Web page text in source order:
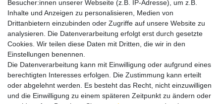
Datenschutz
Impressum
Wir verschicken klimaneutral mit DPD
Besucher:innen unserer Webseite (z.B. IP-Adresse), um z.B.
Inhalte und Anzeigen zu personalisieren, Medien von
Drittanbietern einzubinden oder Zugriffe auf unsere Website zu
analysieren. Die Datenverarbeitung erfolgt erst durch gesetzte
Cookies. Wir teilen diese Daten mit Dritten, die wir in den
Einstellungen benennen.
Die Datenverarbeitung kann mit Einwilligung oder aufgrund eines
berechtigten Interesses erfolgen. Die Zustimmung kann erteilt
oder abgelehnt werden. Es besteht das Recht, nicht einzuwilligen
und die Einwilligung zu einem späteren Zeitpunkt zu ändern oder